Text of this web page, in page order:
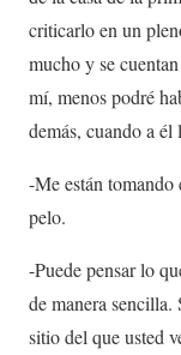
criticarlo en un
mucho y se
mí, menos podré
demás, cuando a él
-Me están tomando
pelo.
-Puede pensar lo
de manera
sitio del que usted